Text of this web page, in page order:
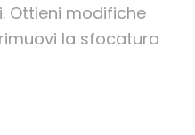
Ottieni modifiche
la sfocatura